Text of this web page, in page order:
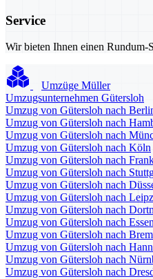
Service
Wir bieten Ihnen einen
Umzüge Müller
Umzugsunternehmen Gütersloh
Umzug von Gütersloh nach
Umzug von Gütersloh nach
Umzug von Gütersloh nach
Umzug von Gütersloh nach Köln
Umzug von Gütersloh nach
Umzug von Gütersloh nach
Umzug von Gütersloh nach
Umzug von Gütersloh nach
Umzug von Gütersloh nach
Umzug von Gütersloh nach Essen
Umzug von Gütersloh nach
Umzug von Gütersloh nach
Umzug von Gütersloh nach
Umzug von Gütersloh nach